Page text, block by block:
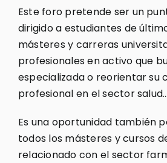
Este foro pretende ser un
dirigido a estudiantes de
másteres y carreras
profesionales en activo que
especializada o reorientar su
profesional en el sector salud…
Es una oportunidad también
todos los másteres y cursos
relacionado con el sector